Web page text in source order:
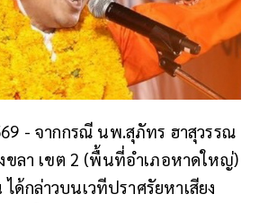
-จากกรณี นพ.สุภัทร ฮาสุวรรณ
ขลา เขต 2 (พื้นที่อำเภอหาดใหญ่)
ด้กล่าวบนเวทีปราศรัยหาเสียง